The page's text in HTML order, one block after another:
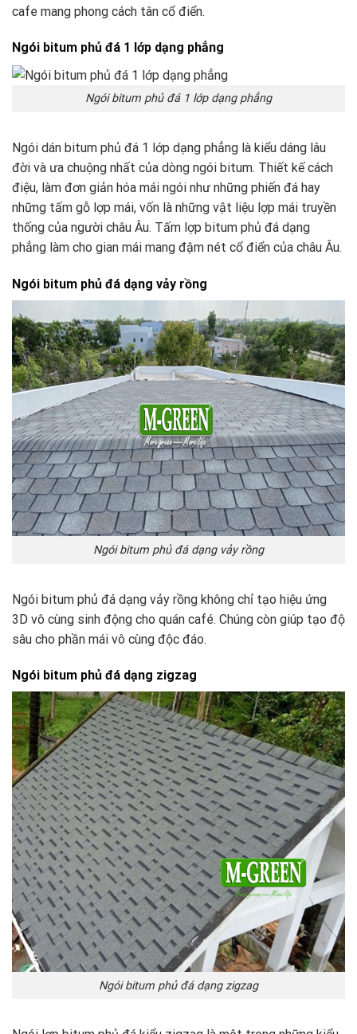
cafe mang phong cách tân cổ điển.
Ngói bitum phủ đá 1 lớp dạng phẳng
Ngói bitum phủ đá 1 lớp dạng phẳng
Ngói dán bitum phủ đá 1 lớp dạng phẳng là kiểu dáng lâu
đời và ưa chuộng nhất của dòng ngói bitum. Thiết kế cách
điệu, làm đơn giản hóa mái ngói như những phiến đá hay
những tấm gỗ lợp mái, vốn là những vật liệu lợp mái truyền
thống của người châu Âu. Tấm lợp bitum phủ đá dạng
phẳng làm cho gian mái mang đậm nét cổ điển của châu Âu.
Ngói bitum phủ đá dạng vảy rồng
Ngói bitum phủ đá dạng vảy rồng
Ngói bitum phủ đá dạng vảy rồng không chỉ tạo hiệu ứng
3D vô cùng sinh động cho quán café. Chúng còn giúp tạo độ
sâu cho phần mái vô cùng độc đáo.
Ngói bitum phủ đá dạng zigzag
Ngói bitum phủ đá dạng zigzag